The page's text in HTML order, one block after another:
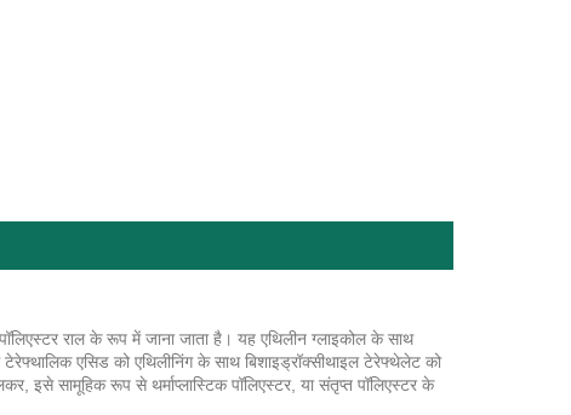
राल के रूप में जाना जाता है। यह एथिलीन ग्लाइकोल के साथ
टेरेफ्थालिक एसिड को एथिलीनिंग के साथ बिशाइड्रॉक्सीथाइल टेरेफ्थेलेट को
इसे सामूहिक रूप से थर्माप्लास्टिक पॉलिएस्टर, या संतृप्त पॉलिएस्टर के